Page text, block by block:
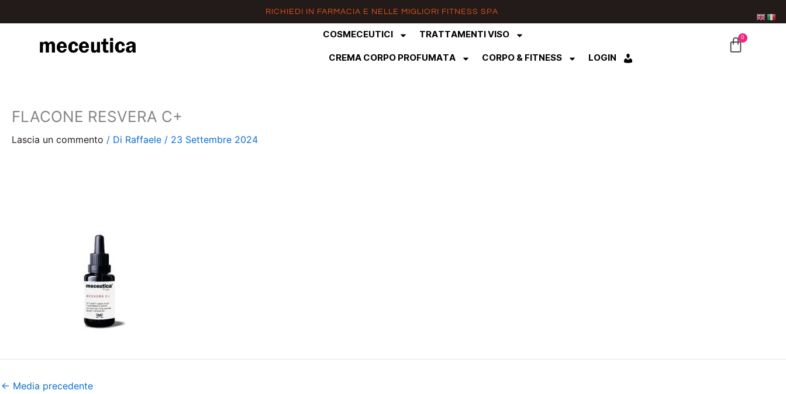
al
RICHIEDI IN FARMACIA E NELLE MIGLIORI FITNESS SPA
COSMECEUTICI
TRATTAMENTI VISO
CREMA CORPO PROFUMATA
CORPO & FITNESS LOGIN
0
FLACONE RESVERA C+
Lascia un commento / Di Raffaele / 23 Settembre 2024
← Media precedente